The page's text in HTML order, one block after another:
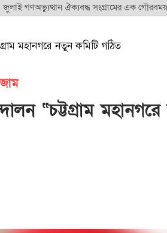
ঐক্যবদ্ধ সংগ্রামের এক গৌরবময় স্মারক:
মহানগরে নতুন কমিটি গঠিত
“চট্টগ্রাম